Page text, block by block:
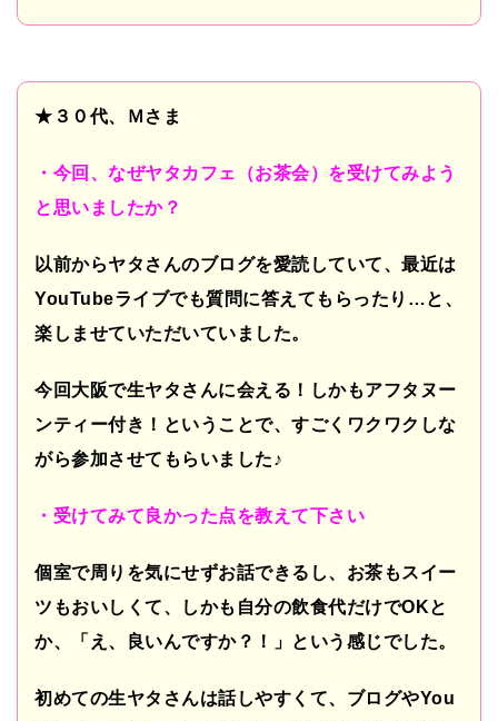
★３０代、Ｍさま
・今回、なぜヤタカフェ（お茶会）を受けてみよう
と思いましたか？
以前からヤタさんのブログを愛読していて、最近は
YouTubeライブでも質問に答えてもらったり …と、
楽しませていただいていました。
今回大阪で生ヤタさんに会える！しかもアフタヌー
ンティー付き！ということで、すごくワクワクしな
がら参加させてもらいました♪
・受けてみて良かった点を教えて下さい
個室で周りを気にせずお話できるし、お茶もスイー
ツもおいしくて、しかも自分の飲食代だけでOKと
か、「え、良いんですか？！」という感じでした。
初めての生ヤタさんは話しやすくて、ブログやYou